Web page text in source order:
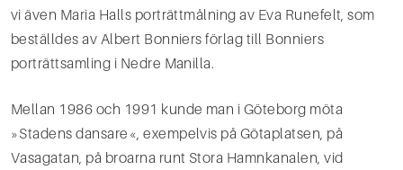
vi även Maria Halls porträttmålning av Eva Runefelt, som
beställdes av Albert Bonniers förlag till Bonniers
porträttsamling i Nedre Manilla.
Mellan 1986 och 1991 kunde man i Göteborg möta
»Stadens dansare«, exempelvis på Götaplatsen, på
Vasagatan, på broarna runt Stora Hamnkanalen, vid